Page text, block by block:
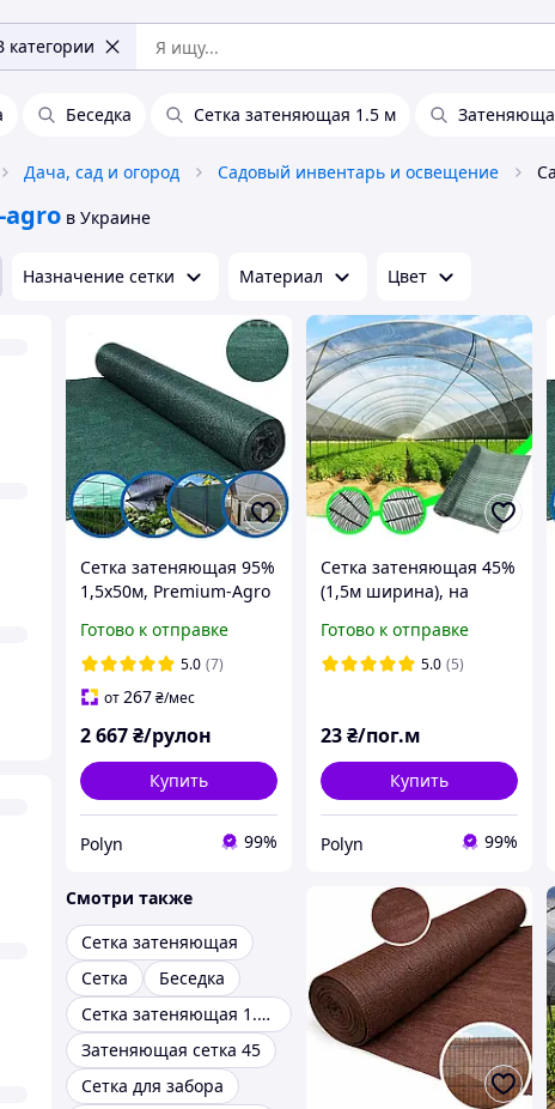
категории
Беседка Сетка затеняющая 1.5 м
Дача, сад и огород Садовый инвентарь и освещение
в Украине
Назначение сетки Материал Цвет
Сетка затеняющая 95%
1,5х50м, Premium-Agro
солнца и ветра
Готово к отправке
5.0 (7)
от267₴/мес
2 667₴/рулон
Купить
Polyn 99%
Сетка затеняющая 45%
(1,5м ширина), на
для забора и растений
защита от солнца и
Готово к отправке
5.0 (5)
23₴/пог.м
Купить
Polyn 99%
Смотри также
Сетка затеняющая
Сетка
Беседка
Сетка затеняющая 1.5 м
Затеняющая сетка 45
Сетка для забора